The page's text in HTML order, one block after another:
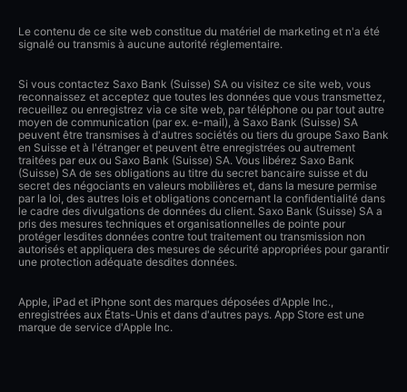
Le contenu de ce site web constitue du matériel de marketing et n'a été
signalé ou transmis à aucune autorité réglementaire.
Si vous contactez Saxo Bank (Suisse) SA ou visitez ce site web, vous
reconnaissez et acceptez que toutes les données que vous transmettez,
recueillez ou enregistrez via ce site web, par téléphone ou par tout autre
moyen de communication (par ex. e-mail), à Saxo Bank (Suisse) SA
peuvent être transmises à d'autres sociétés ou tiers du groupe Saxo Bank
en Suisse et à l'étranger et peuvent être enregistrées ou autrement
traitées par eux ou Saxo Bank (Suisse) SA. Vous libérez Saxo Bank
(Suisse) SA de ses obligations au titre du secret bancaire suisse et du
secret des négociants en valeurs mobilières et, dans la mesure permise
par la loi, des autres lois et obligations concernant la confidentialité dans
le cadre des divulgations de données du client. Saxo Bank (Suisse) SA a
pris des mesures techniques et organisationnelles de pointe pour
protéger lesdites données contre tout traitement ou transmission non
autorisés et appliquera des mesures de sécurité appropriées pour garantir
une protection adéquate desdites données.
Apple, iPad et iPhone sont des marques déposées d'Apple Inc.,
enregistrées aux États-Unis et dans d'autres pays. App Store est une
marque de service d'Apple Inc.